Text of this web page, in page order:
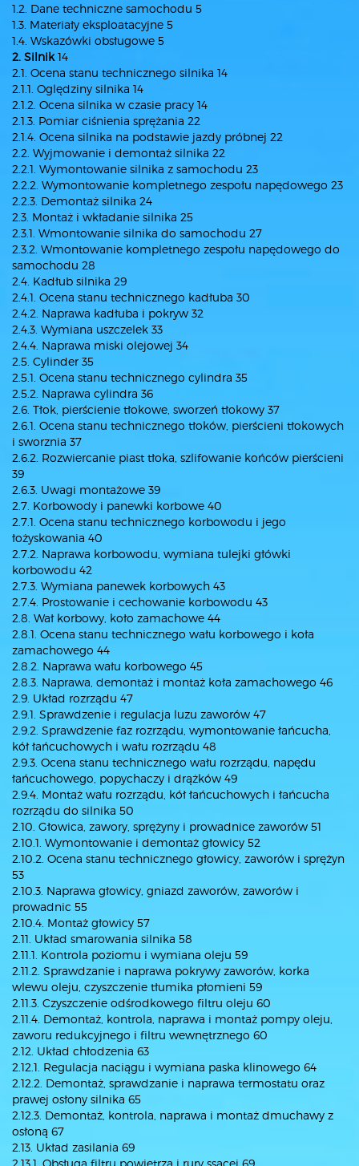
1.2. Dane techniczne samochodu 5
1.3. Materiały eksploatacyjne 5
1.4. Wskazówki obsługowe 5
2. Silnik14
2.1. Ocena stanu technicznego silnika 14
2.1.1. Oględziny silnika 14
2.1.2. Ocena silnika w czasie pracy 14
2.1.3. Pomiar ciśnienia sprężania 22
2.1.4. Ocena silnika na podstawie jazdy próbnej 22
2.2. Wyjmowanie i demontaż silnika 22
2.2.1. Wymontowanie silnika z samochodu 23
2.2.2. Wymontowanie kompletnego zespołu napędowego 23
2.2.3. Demontaż silnika 24
2.3. Montaż i wkładanie silnika 25
2.3.1. Wmontowanie silnika do samochodu 27
2.3.2. Wmontowanie kompletnego zespołu napędowego do
samochodu 28
2.4. Kadłub silnika 29
2.4.1. Ocena stanu technicznego kadłuba 30
2.4.2. Naprawa kadłuba i pokryw 32
2.4.3. Wymiana uszczelek 33
2.4.4. Naprawa miski olejowej 34
2.5. Cylinder 35
2.5.1. Ocena stanu technicznego cylindra 35
2.5.2. Naprawa cylindra 36
2.6. Tłok, pierścienie tłokowe, sworzeń tłokowy 37
2.6.1. Ocena stanu technicznego tłoków, pierścieni tłokowych
i sworznia 37
2.6.2. Rozwiercanie piast tłoka, szlifowanie końców pierścieni
39
2.6.3. Uwagi montażowe 39
2.7. Korbowody i panewki korbowe 40
2.7.1. Ocena stanu technicznego korbowodu i jego
łożyskowania 40
2.7.2. Naprawa korbowodu, wymiana tulejki główki
korbowodu 42
2.7.3. Wymiana panewek korbowych 43
2.7.4. Prostowanie i cechowanie korbowodu 43
2.8. Wał korbowy, koło zamachowe 44
2.8.1. Ocena stanu technicznego wału korbowego i koła
zamachowego 44
2.8.2. Naprawa wału korbowego 45
2.8.3. Naprawa, demontaż i montaż koła zamachowego 46
2.9. Układ rozrządu 47
2.9.1. Sprawdzenie i regulacja luzu zaworów 47
2.9.2. Sprawdzenie faz rozrządu, wymontowanie łańcucha,
kół łańcuchowych i wału rozrządu 48
2.9.3. Ocena stanu technicznego wału rozrządu, napędu
łańcuchowego, popychaczy i drążków 49
2.9.4. Montaż wału rozrządu, kół łańcuchowych i łańcucha
rozrządu do silnika 50
2.10. Głowica, zawory, sprężyny i prowadnice zaworów 51
2.10.1. Wymontowanie i demontaż głowicy 52
2.10.2. Ocena stanu technicznego głowicy, zaworów i sprężyn
53
2.10.3. Naprawa głowicy, gniazd zaworów, zaworów i
prowadnic 55
2.10.4. Montaż głowicy 57
2.11. Układ smarowania silnika 58
2.11.1. Kontrola poziomu i wymiana oleju 59
2.11.2. Sprawdzanie i naprawa pokrywy zaworów, korka
wlewu oleju, czyszczenie tłumika płomieni 59
2.11.3. Czyszczenie odśrodkowego filtru oleju 60
2.11.4. Demontaż, kontrola, naprawa i montaż pompy oleju,
zaworu redukcyjnego i filtru wewnętrznego 60
2.12. Układ chłodzenia 63
2.12.1. Regulacja naciągu i wymiana paska klinowego 64
2.12.2. Demontaż, sprawdzanie i naprawa termostatu oraz
prawej osłony silnika 65
2.12.3. Demontaż, kontrola, naprawa i montaż dmuchawy z
osłoną 67
2.13. Układ zasilania 69
2.13.1. Obsługa filtru powietrza i rury ssącej 69